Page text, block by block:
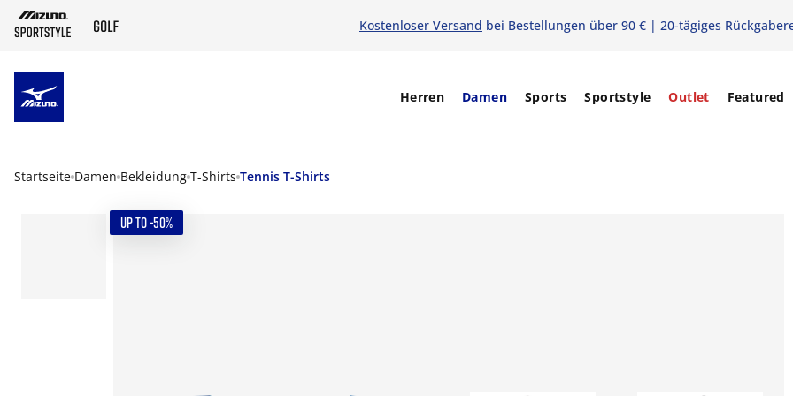
Kostenloser Versand bei Bestellungen über 90 € | 20-tägiges
Herren Damen Sports Sportstyle Outlet Featured
Startseite Damen Bekleidung T-Shirts Tennis T-Shirts
UP TO -50%